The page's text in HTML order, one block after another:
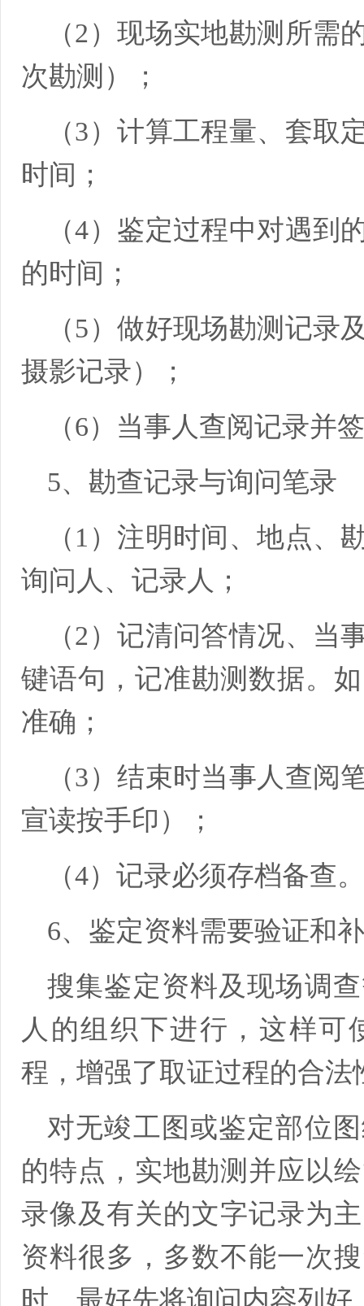
（2）现场实地勘测所需
次勘测）；
（3）计算工程量、套取
时间；
（4）鉴定过程中对遇到
的时间；
（5）做好现场勘测记录
摄影记录）；
（6）当事人查阅记录并
5、勘查记录与询问笔录
（1）注明时间、地点、
询问人、记录人；
（2）记清问答情况、当
键语句，记准勘测数据。
准确；
（3）结束时当事人查阅
宣读按手印）；
（4）记录必须存档备查。
6、鉴定资料需要验证和
搜集鉴定资料及现场调
人的组织下进行，这样可
程，增强了取证过程的合
对无竣工图或鉴定部位
的特点，实地勘测并应以
录像及有关的文字记录为
资料很多，多数不能一次